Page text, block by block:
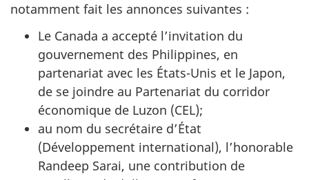
notamment fait les annonces suivantes :
Le Canada a accepté l’invitation du
gouvernement des Philippines, en
partenariat avec les États-Unis et le Japon,
de se joindre au Partenariat du corridor
économique de Luzon (CEL);
au nom du secrétaire d’État
(Développement international), l’honorable
Randeep Sarai, une contribution de